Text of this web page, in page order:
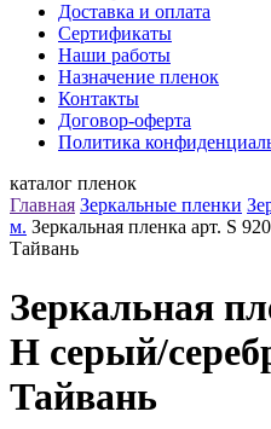
Доставка и оплата
Сертификаты
Наши работы
Назначение пленок
Контакты
Договор-оферта
Политика
каталог пленок
Главная Зеркальные пленки
м. Зеркальная пленка арт. S
Тайвань
Зеркальная
H серый/
Тайвань